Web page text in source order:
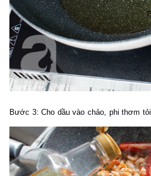
Bước 3:Cho dầu vào chảo, phi thơm tỏi.